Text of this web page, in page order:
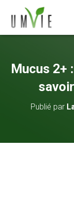
Mucus 2+
Publié par